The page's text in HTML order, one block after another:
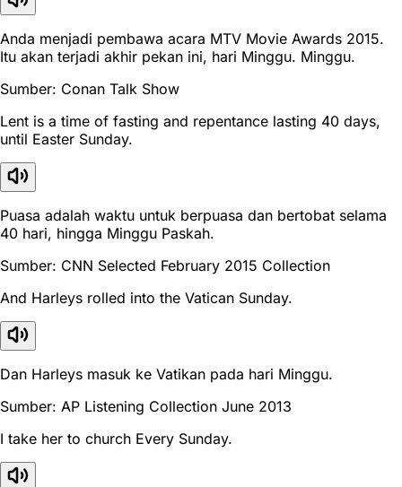
Anda menjadi pembawa acara MTV Movie Awards 2015.
Itu akan terjadi akhir pekan ini, hari Minggu. Minggu.
Sumber: Conan Talk Show
Lent is a time of fasting and repentance lasting 40 days,
until Easter Sunday.
Puasa adalah waktu untuk berpuasa dan bertobat selama
40 hari, hingga Minggu Paskah.
Sumber: CNN Selected February 2015 Collection
And Harleys rolled into the Vatican Sunday.
Dan Harleys masuk ke Vatikan pada hari Minggu.
Sumber: AP Listening Collection June 2013
I take her to church Every Sunday.